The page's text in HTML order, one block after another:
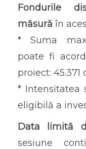
Fondurile
măsură în
* Suma
poate fi
proiect:
* Intensitatea
eligibilă a
Data limită
sesiune